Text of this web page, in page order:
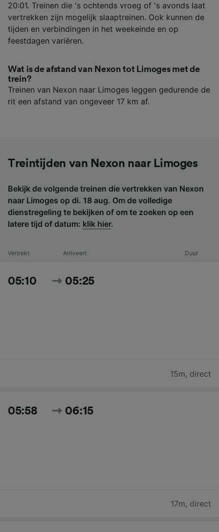
20:01. Treinen die 's ochtends vroeg of 's avonds laat
vertrekken zijn mogelijk slaaptreinen. Ook kunnen de
tijden en verbindingen in het weekeinde en op
feestdagen variëren.
Wat is de afstand van Nexon tot Limoges met de
trein?
Treinen van Nexon naar Limoges leggen gedurende de
rit een afstand van ongeveer 17 km af.
Treintijden van Nexon naar Limoges
Bekijk de volgende treinen die vertrekken van Nexon
naar Limoges op di. 18 aug. Om de volledige
dienstregeling te bekijken of om te zoeken op een
latere tijd of datum: klik hier.
Vertrekt Arriveert Duur
05:10 05:25
15m, direct
05:58 06:15
17m, direct